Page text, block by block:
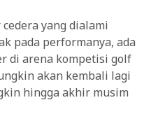
yang dialami
pada performanya, ada
di arena kompetisi golf
akan kembali lagi
hingga akhir musim